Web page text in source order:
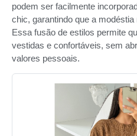
podem ser facilmente
chic, garantindo que a
Essa fusão de estilos permite
vestidas e confortáveis, sem
valores pessoais.